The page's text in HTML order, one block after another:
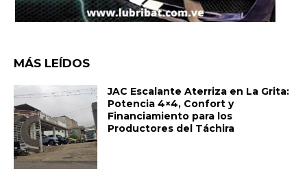
MÁS LEÍDOS
JAC Escalante Aterriza en La Grita:
Potencia 4×4, Confort y
Financiamiento para los
Productores del Táchira